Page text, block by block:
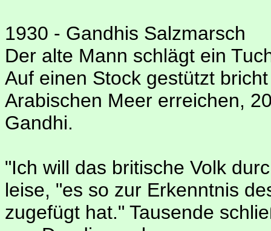
1930 - Gandhis Salzmarsch
Der alte Mann schlägt ein
Auf einen Stock gestützt
Arabischen Meer erreichen,
Gandhi.
"Ich will das britische Volk
leise, "es so zur Erkenntnis
zugefügt hat." Tausende